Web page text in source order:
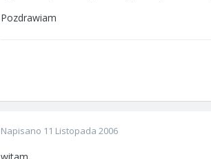
Pozdrawiam
Napisano 11 Listopada 2006